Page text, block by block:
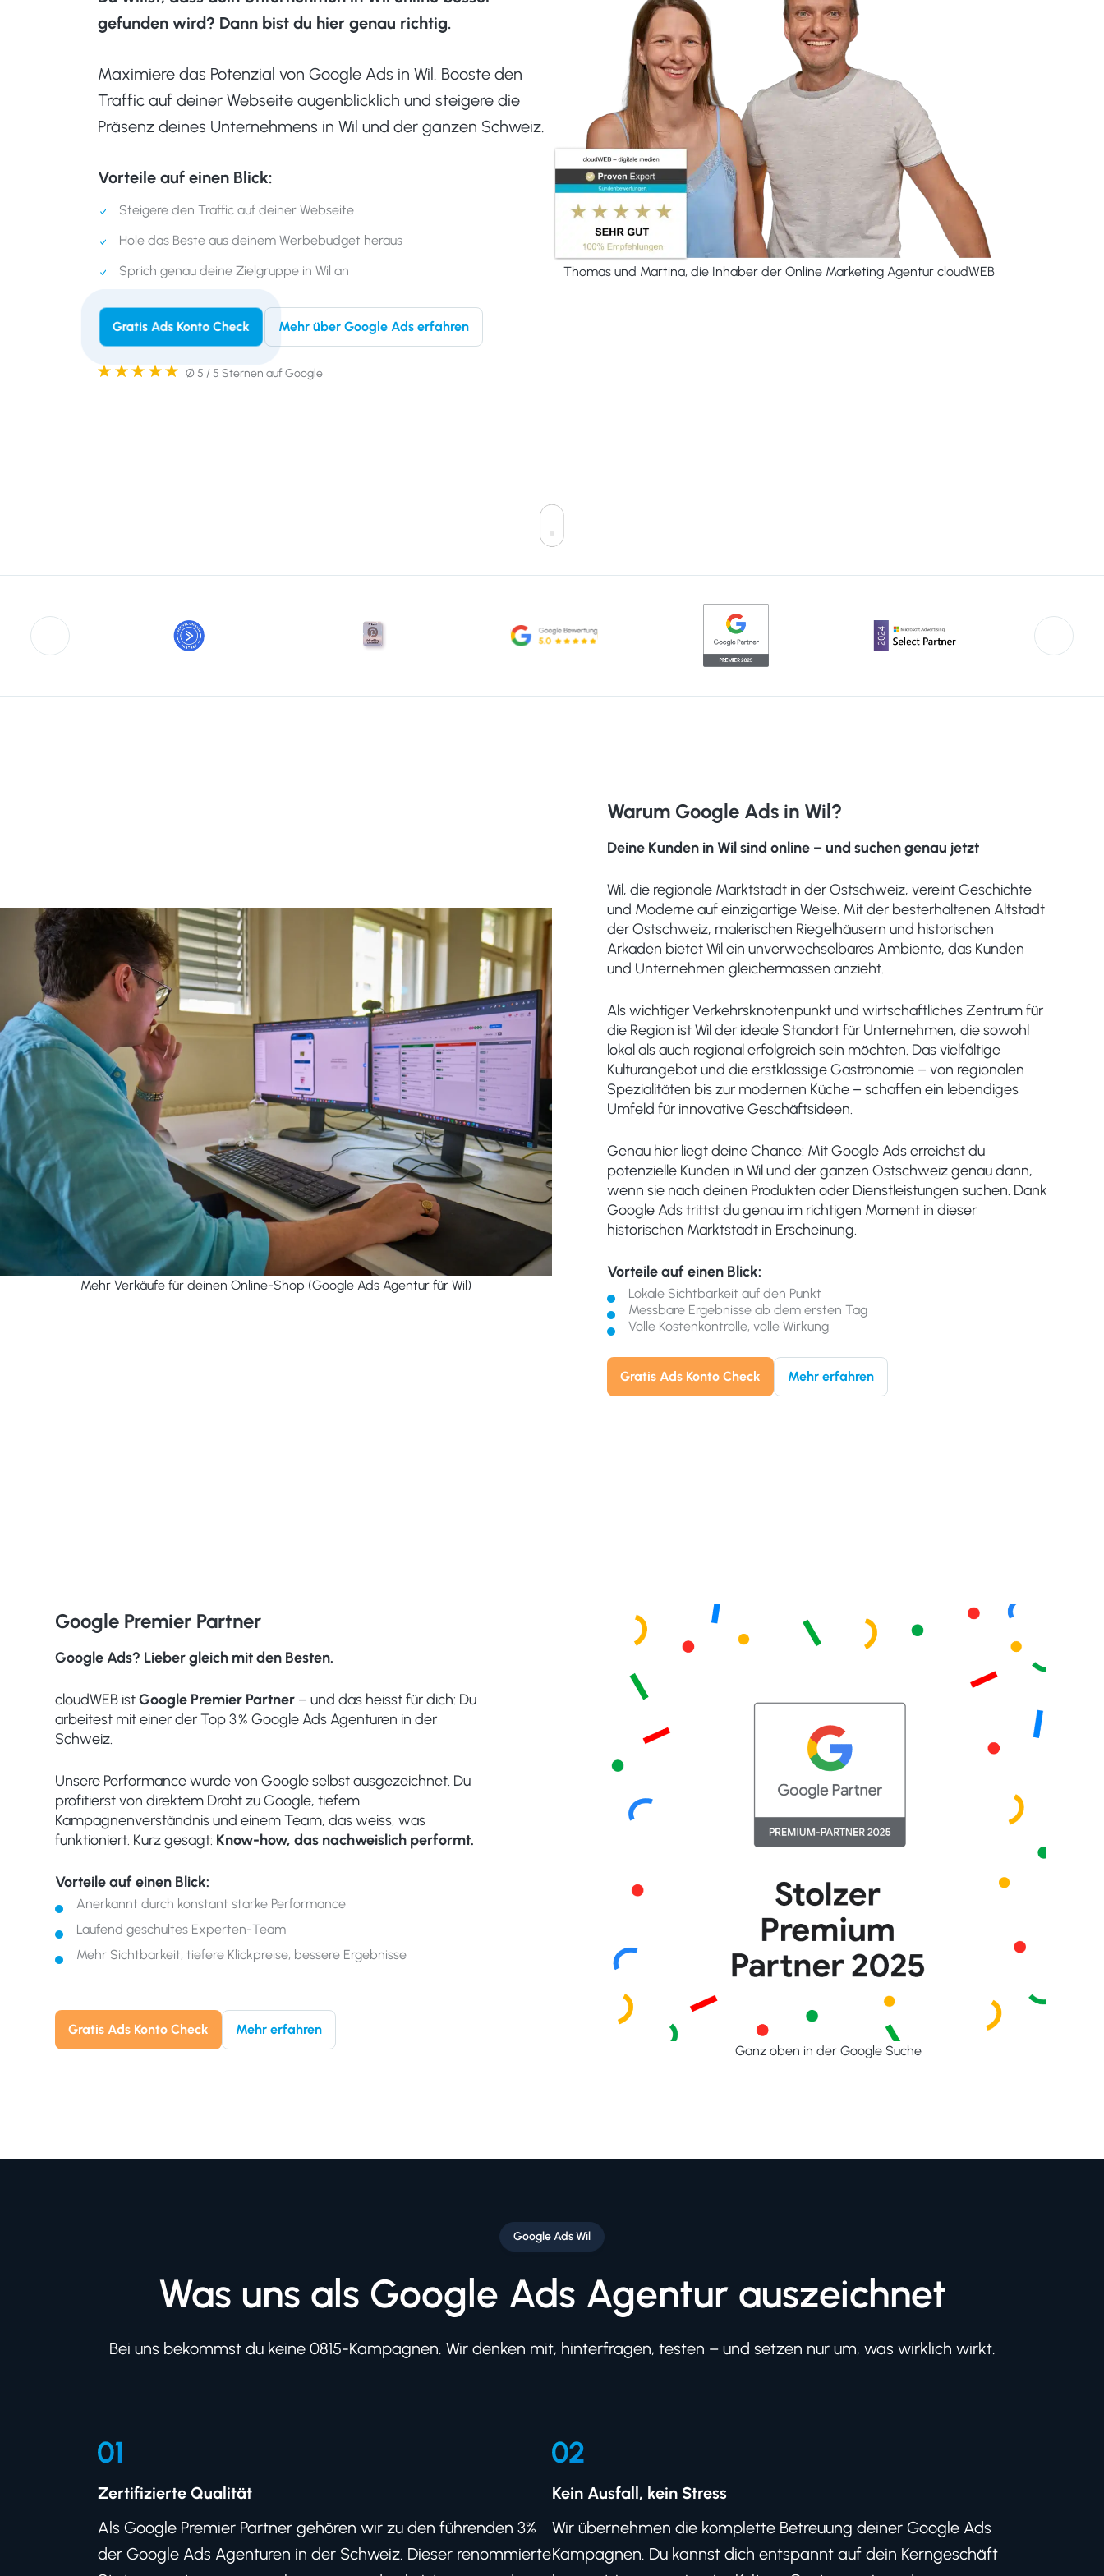
gefunden wird? Dann bist du hier genau richtig.
Maximiere das Potenzial von Google Ads in Wil. Booste den
Traffic auf deiner Webseite augenblicklich und steigere die
Präsenz deines Unternehmens in Wil und der ganzen Schweiz.
Vorteile auf einen Blick:
Steigere den Traffic auf deiner Webseite
Hole das Beste aus deinem Werbebudget heraus
Sprich genau deine Zielgruppe in Wil an
Gratis Ads Konto Check Mehr über Google Ads erfahren
Ø 5 / 5 Sternen auf Google
Thomas und Martina, die Inhaber der Online Marketing Agentur cloudWEB
Warum Google Ads in Wil?
Deine Kunden in Wil sind online – und suchen genau jetzt
Wil, die regionale Marktstadt in der Ostschweiz, vereint Geschichte
und Moderne auf einzigartige Weise. Mit der besterhaltenen Altstadt
der Ostschweiz, malerischen Riegelhäusern und historischen
Arkaden bietet Wil ein unverwechselbares Ambiente, das Kunden
und Unternehmen gleichermassen anzieht.
Als wichtiger Verkehrsknotenpunkt und wirtschaftliches Zentrum für
die Region ist Wil der ideale Standort für Unternehmen, die sowohl
lokal als auch regional erfolgreich sein möchten. Das vielfältige
Kulturangebot und die erstklassige Gastronomie – von regionalen
Spezialitäten bis zur modernen Küche – schaffen ein lebendiges
Umfeld für innovative Geschäftsideen.
Genau hier liegt deine Chance: Mit Google Ads erreichst du
potenzielle Kunden in Wil und der ganzen Ostschweiz genau dann,
wenn sie nach deinen Produkten oder Dienstleistungen suchen. Dank
Google Ads trittst du genau im richtigen Moment in dieser
historischen Marktstadt in Erscheinung.
Vorteile auf einen Blick:
Lokale Sichtbarkeit auf den Punkt
Messbare Ergebnisse ab dem ersten Tag
Volle Kostenkontrolle, volle Wirkung
Gratis Ads Konto Check Mehr erfahren
Mehr Verkäufe für deinen Online-Shop (Google Ads Agentur für Wil)
Google Premier Partner
Google Ads? Lieber gleich mit den Besten.
cloudWEB istGoogle Premier Partner – und das heisst für dich: Du
arbeitest mit einer der Top 3 % Google Ads Agenturen in der
Schweiz.
Unsere Performance wurde von Google selbst ausgezeichnet. Du
profitierst von direktem Draht zu Google, tiefem
Kampagnenverständnis und einem Team, das weiss, was
funktioniert. Kurz gesagt: Know-how, das nachweislich performt.
Vorteile auf einen Blick:
Anerkannt durch konstant starke Performance
Laufend geschultes Experten-Team
Mehr Sichtbarkeit, tiefere Klickpreise, bessere Ergebnisse
Gratis Ads Konto Check
Mehr erfahren
Ganz oben in der Google Suche
Google Ads Wil
Was uns als Google Ads Agentur auszeichnet
Bei uns bekommst du keine 0815-Kampagnen. Wir denken mit, hinterfragen, testen – und setzen nur um, was wirklich wirkt.
Zertifizierte Qualität
Als Google Premier Partner gehören wir zu den führenden 3%
der Google Ads Agenturen in der Schweiz. Dieser renommierte
Kein Ausfall, kein Stress
Wir übernehmen die komplette Betreuung deiner Google Ads
Kampagnen. Du kannst dich entspannt auf dein Kerngeschäft